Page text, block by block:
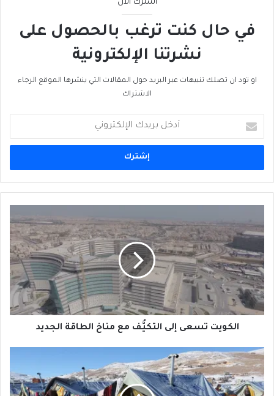
اشترك الآن
في حال كنت ترغب بالحصول على
نشرتنا الإلكترونية
او تود ان تصلك تنبيهات عبر البريد حول المقالات التي ينشرها الموقع الرجاء
الاشتراك
بريدك
الإلكتروني
تسعى
إلى
التكيُّف
مع
مناخ
الطاقة
الجديد
الكويت تسعى إلى التكيُّف مع مناخ الطاقة الجديد
المناطقُ
الآمنةُ
مشروعٌ
يُحوِّل